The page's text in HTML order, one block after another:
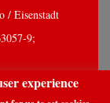
/ Eisenstadt
9;
experience